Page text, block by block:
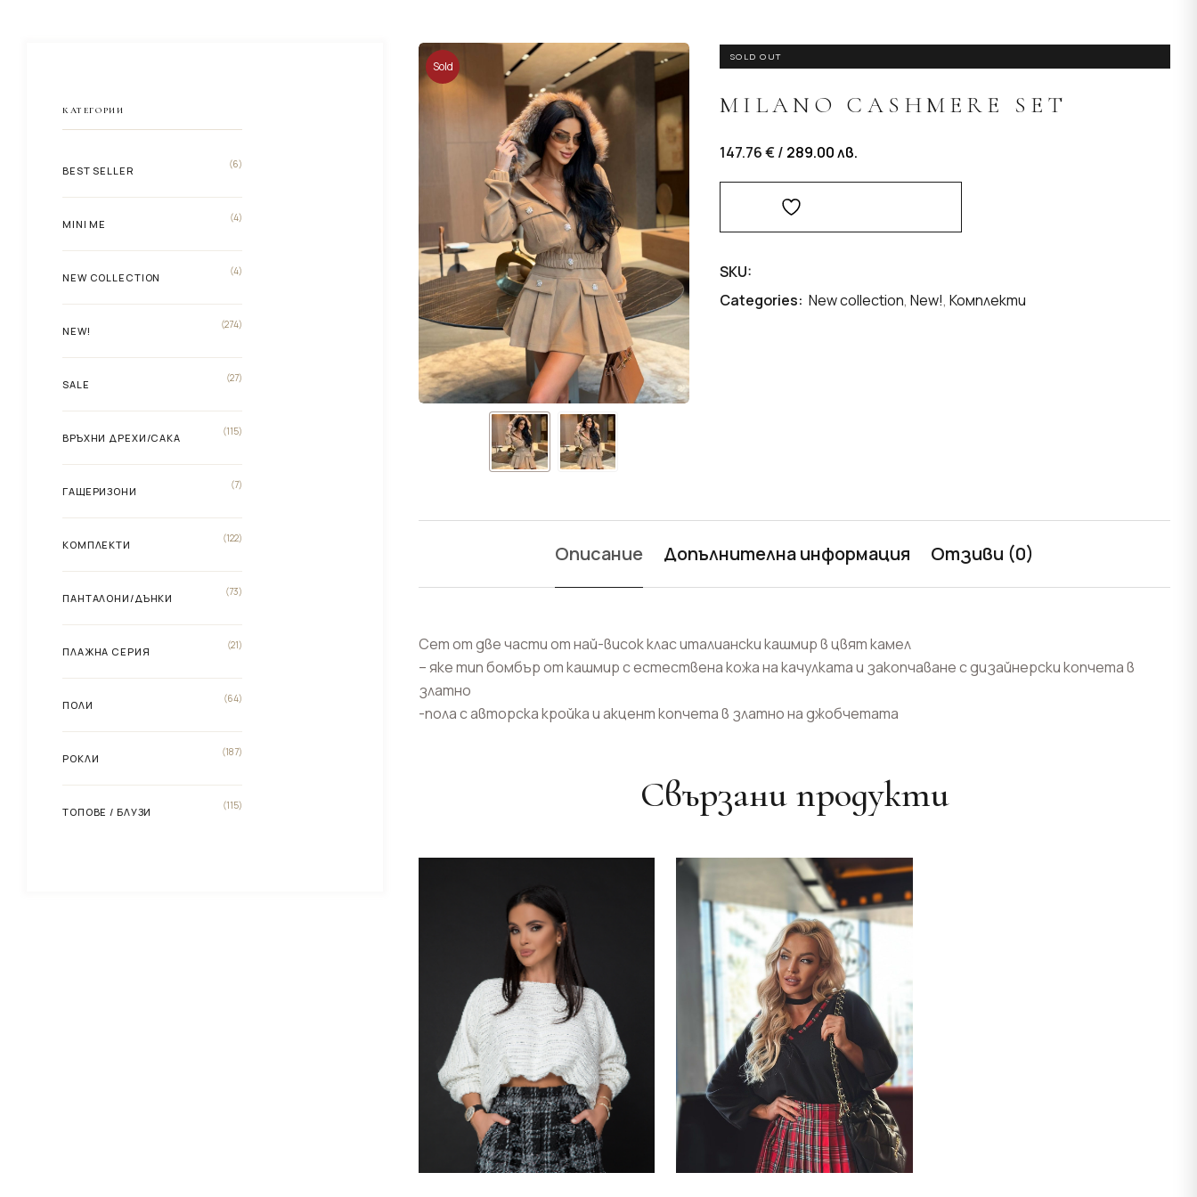
ПАНТАЛОНИ/ДЪНКИ
ПОЛИ
КОМПЛЕКТИ
ГАЩЕРИЗОНИ
MINI ME
Sold
SOLD OUT
MILANO CASHMERE SET
147.76 € / 289.00лв.
SKU:
Categories: New collection, New!, Комплекти
Описание Допълнителна информация Отзиви (0)
Сет от две части от най-висок клас италиански кашмир в цвят камел
– яке тип бомбър от кашмир с естествена кожа на качулката и закопчаване с дизайнерски копчета в
златно
-пола с авторска кройка и акцент копчета в златно на джобчетата
Свързани продукти
КАТЕГОРИИ
BEST SELLER (6)
MINI ME (4)
NEW COLLECTION (4)
NEW! (274)
SALE (27)
ВРЪХНИ ДРЕХИ/САКА (115)
ГАЩЕРИЗОНИ (7)
КОМПЛЕКТИ (122)
ПАНТАЛОНИ/ДЪНКИ (73)
ПЛАЖНА СЕРИЯ (21)
ПОЛИ (64)
РОКЛИ (187)
ТОПОВЕ / БЛУЗИ (115)